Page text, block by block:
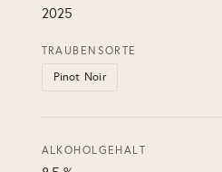
2025
TRAUBENSORTE
Pinot Noir
ALKOHOLGEHALT